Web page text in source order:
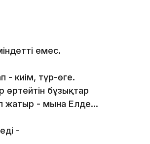
емес.
- киім, түр-өңге.
бұзықтар
жатыр - мына Елде...
-